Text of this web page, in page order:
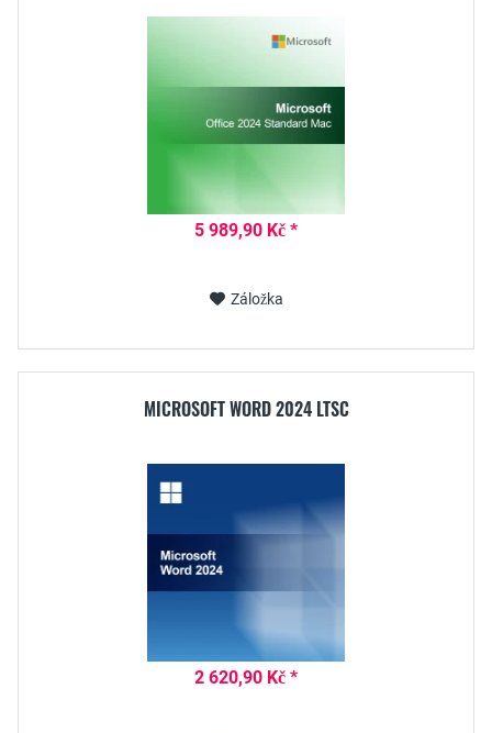
5 989,90 Kč *
Záložka
MICROSOFT WORD 2024 LTSC
2 620,90 Kč *